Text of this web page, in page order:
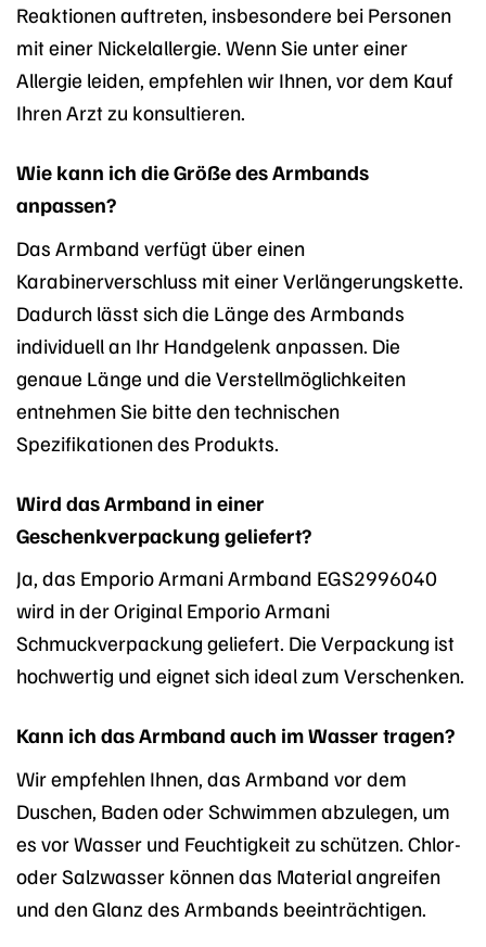
Reaktionen auftreten, insbesondere bei Personen
mit einer Nickelallergie. Wenn Sie unter einer
Allergie leiden, empfehlen wir Ihnen, vor dem Kauf
Ihren Arzt zu konsultieren.
Wie kann ich die Größe des Armbands
anpassen?
Das Armband verfügt über einen
Karabinerverschluss mit einer Verlängerungskette.
Dadurch lässt sich die Länge des Armbands
individuell an Ihr Handgelenk anpassen. Die
genaue Länge und die Verstellmöglichkeiten
entnehmen Sie bitte den technischen
Spezifikationen des Produkts.
Wird das Armband in einer
Geschenkverpackung geliefert?
Ja, das Emporio Armani Armband EGS2996040
wird in der Original Emporio Armani
Schmuckverpackung geliefert. Die Verpackung ist
hochwertig und eignet sich ideal zum Verschenken.
Kann ich das Armband auch im Wasser tragen?
Wir empfehlen Ihnen, das Armband vor dem
Duschen, Baden oder Schwimmen abzulegen, um
es vor Wasser und Feuchtigkeit zu schützen. Chlor-
oder Salzwasser können das Material angreifen
und den Glanz des Armbands beeinträchtigen.